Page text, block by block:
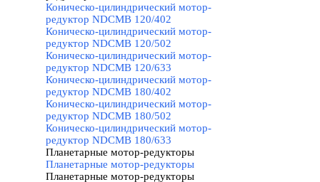
Коническо-цилиндрический мотор-
редуктор NDCMB 120/402
Коническо-цилиндрический мотор-
редуктор NDCMB 120/502
Коническо-цилиндрический мотор-
редуктор NDCMB 120/633
Коническо-цилиндрический мотор-
редуктор NDCMB 180/402
Коническо-цилиндрический мотор-
редуктор NDCMB 180/502
Коническо-цилиндрический мотор-
редуктор NDCMB 180/633
Планетарные мотор-редукторы
Планетарные мотор-редукторы
Планетарные мотор-редукторы